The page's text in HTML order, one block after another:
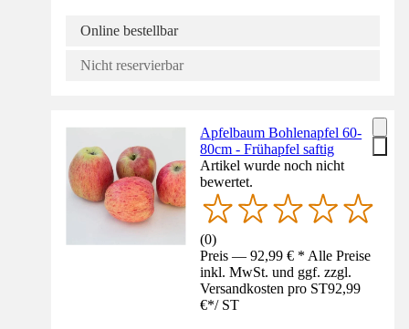
Online bestellbar
Nicht reservierbar
Apfelbaum Bohlenapfel 60-
80cm - Frühapfel saftig
Artikel wurde noch nicht
bewertet.
(0)
Preis — 92,99 € * Alle Preise
inkl. MwSt. und ggf. zzgl.
Versandkosten pro ST92,99
€*/ ST